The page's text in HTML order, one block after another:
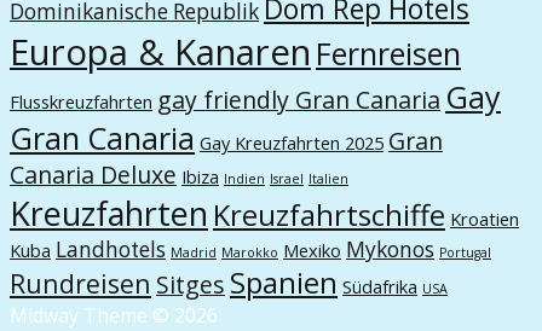
Dominikanische Republik Dom Rep Hotels
Europa & Kanaren Fernreisen
Flusskreuzfahrten gay friendly Gran Canaria Gay
Gran Canaria Gay Kreuzfahrten 2025 Gran
Canaria Deluxe Ibiza Indien Israel Italien
Kreuzfahrten Kreuzfahrtschiffe Kroatien
Kuba Landhotels Madrid Marokko Mexiko Mykonos Portugal
Rundreisen Sitges Spanien Südafrika USA
Midway Theme © 2026